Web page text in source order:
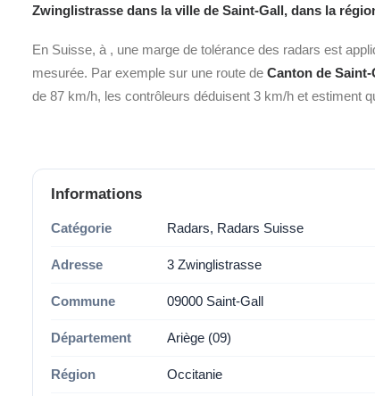
Zwinglistrasse dans la ville de Saint-Gall, dans la
En Suisse, à , une marge de tolérance des radars est
mesurée. Par exemple sur une route de Canton de Saint-
de 87 km/h, les contrôleurs déduisent 3 km/h et estiment
Informations
Catégorie Radars, Radars Suisse
Adresse 3 Zwinglistrasse
Commune 09000 Saint-Gall
Département Ariège (09)
Région Occitanie